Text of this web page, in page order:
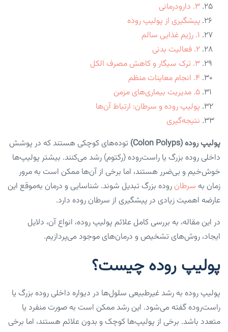
۳. دارودرمانی
پیشگیری از پولیپ روده
۱. رژیم غذایی سالم
۲. فعالیت بدنی
۳. ترک سیگار و کاهش مصرف الکل
۴. انجام معاینات منظم
۵. مدیریت بیماری‌های مزمن
پولیپ روده و سرطان: ارتباط آن‌ها
نتیجه‌گیری
پولیپ روده (Colon Polyps)
توده‌های کوچکی هستند که در پوشش
داخلی روده بزرگ یا راست‌روده (رکتوم) رشد می‌کنند. بیشتر پولیپ‌ها
خوش‌خیم و بی‌ضرر هستند، اما برخی از آن‌ها ممکن است به مرور
زمان به سرطان روده بزرگ تبدیل شوند. شناسایی و درمان به‌موقع این
عارضه اهمیت زیادی در پیشگیری از سرطان روده دارد.
در این مقاله، به بررسی کامل علائم پولیپ روده، انواع آن، دلایل
ایجاد، روش‌های تشخیص و درمان‌های موجود می‌پردازیم.
پولیپ روده چیست؟
پولیپ روده به رشد غیرطبیعی سلول‌ها در دیواره داخلی روده بزرگ یا
راست‌روده گفته می‌شود. این رشد ممکن است به صورت منفرد یا
متعدد باشد. برخی از پولیپ‌ها کوچک و بدون علائم هستند، اما برخی